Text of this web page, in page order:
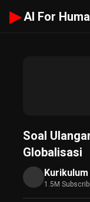
▶ AI For
Soal
Globalisasi
Kurikulum
1.5M